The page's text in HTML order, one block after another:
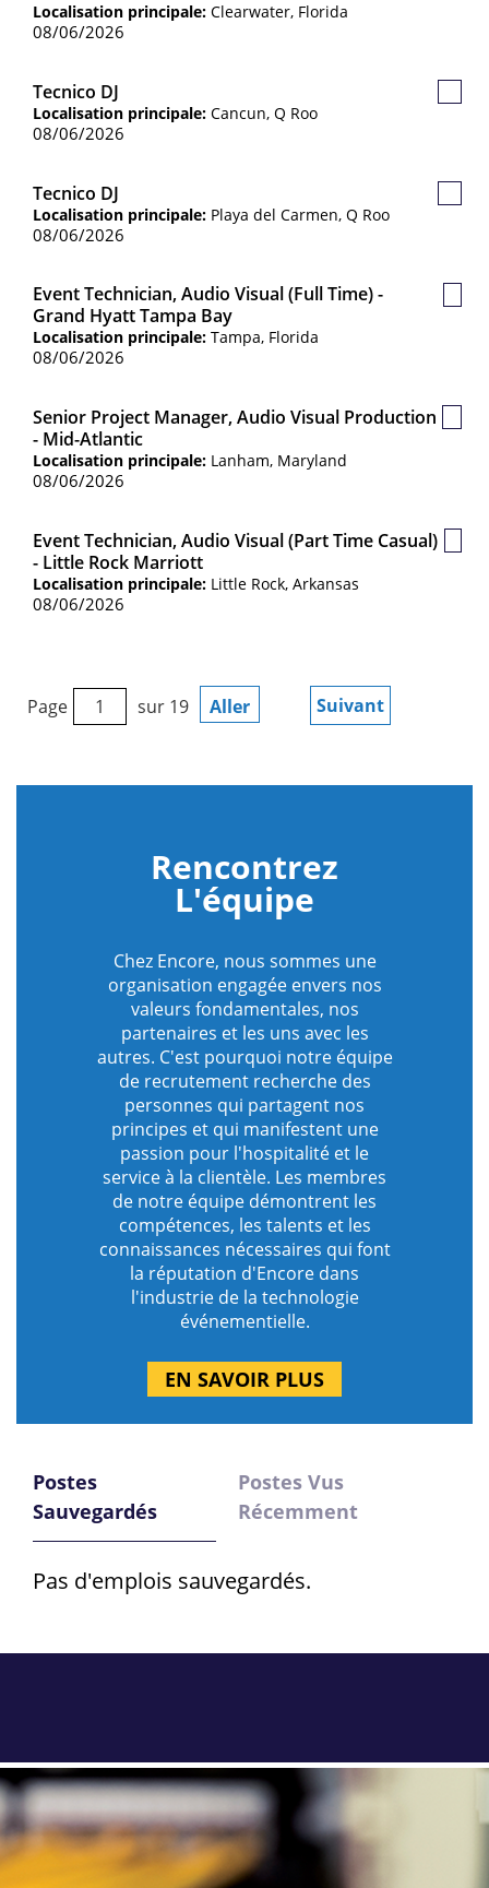
Localisation principale: Clearwater, Florida
08/06/2026
Tecnico DJ
Localisation principale: Cancun, Q Roo
08/06/2026
Tecnico DJ
Localisation principale: Playa del Carmen, Q Roo
08/06/2026
Event Technician, Audio Visual (Full Time) -
Grand Hyatt Tampa Bay
Localisation principale: Tampa, Florida
08/06/2026
Senior Project Manager, Audio Visual Production
- Mid-Atlantic
Localisation principale: Lanham, Maryland
08/06/2026
Event Technician, Audio Visual (Part Time Casual)
- Little Rock Marriott
Localisation principale: Little Rock, Arkansas
08/06/2026
Page sur 19 Aller Suivant
Rencontrez
L'équipe
Chez Encore, nous sommes une
organisation engagée envers nos
valeurs fondamentales, nos
partenaires et les uns avec les
autres. C'est pourquoi notre équipe
de recrutement recherche des
personnes qui partagent nos
principes et qui manifestent une
passion pour l'hospitalité et le
service à la clientèle. Les membres
de notre équipe démontrent les
compétences, les talents et les
connaissances nécessaires qui font
la réputation d'Encore dans
l'industrie de la technologie
événementielle.
EN SAVOIR PLUS
Postes
Sauvegardés
Postes Vus
Récemment
Pas d'emplois sauvegardés.